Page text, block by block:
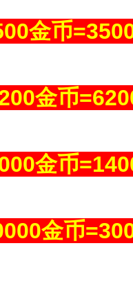
金币
金币
金币
金币